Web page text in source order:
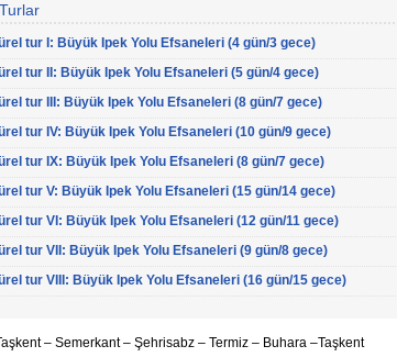
tur I: Büyük Ipek Yolu Efsaneleri (4 gün/3 gece)
tur II: Büyük Ipek Yolu Efsaneleri (5 gün/4 gece)
tur III: Büyük Ipek Yolu Efsaneleri (8 gün/7 gece)
tur IV: Büyük Ipek Yolu Efsaneleri (10 gün/9 gece)
tur IX: Büyük Ipek Yolu Efsaneleri (8 gün/7 gece)
tur V: Büyük Ipek Yolu Efsaneleri (15 gün/14 gece)
tur VI: Büyük Ipek Yolu Efsaneleri (12 gün/11 gece)
tur VII: Büyük Ipek Yolu Efsaneleri (9 gün/8 gece)
tur VIII: Büyük Ipek Yolu Efsaneleri (16 gün/15 gece)
– Semerkant – Şehrisabz – Termiz – Buhara –Taşkent